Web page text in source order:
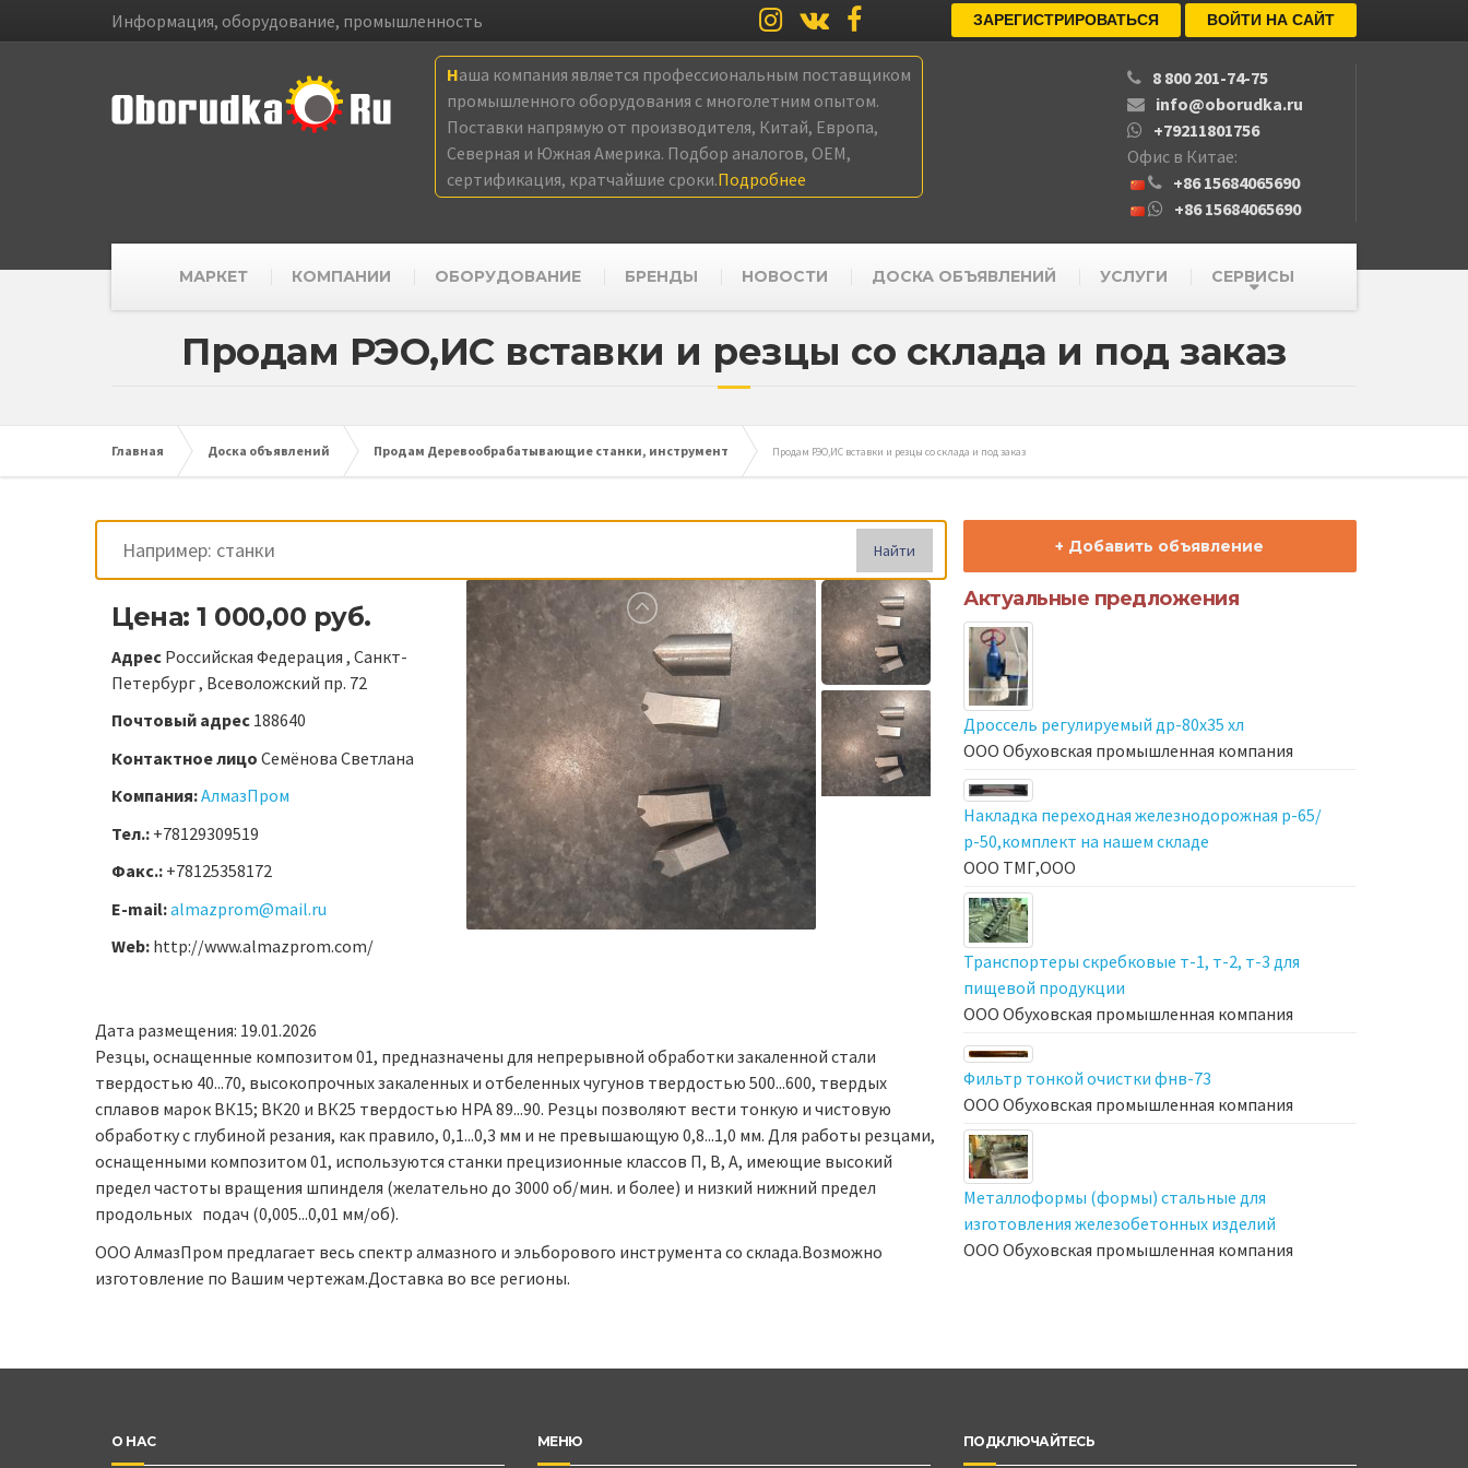
Информация, оборудование, промышленность ЗАРЕГИСТРИРОВАТЬСЯ ВОЙТИ НА САЙТ
Наша компания является профессиональным поставщиком
промышленного оборудования с многолетним опытом.
Поставки напрямую от производителя, Китай, Европа,
Северная и Южная Америка. Подбор аналогов, OEM,
сертификация, кратчайшие сроки.Подробнее
8 800 201-74-75
info@oborudka.ru
+79211801756
Офис в Китае:
+86 15684065690
+86 15684065690
МАРКЕТ КОМПАНИИ ОБОРУДОВАНИЕ БРЕНДЫ НОВОСТИ ДОСКА ОБЪЯВЛЕНИЙ УСЛУГИ СЕРВИСЫ
Продам РЭО,ИС вставки и резцы со склада и под заказ
Главная Доска объявлений Продам Деревообрабатывающие станки, инструмент Продам РЭО,ИС вставки и резцы со склада и под заказ
Найти
Цена: 1 000,00 руб.
Адрес Российская Федерация , Санкт-
Петербург , Всеволожский пр. 72
Почтовый адрес 188640
Контактное лицо Семёнова Светлана
Компания:АлмазПром
Тел.: +78129309519
Факс.: +78125358172
E-mail:almazprom@mail.ru
Web: http://www.almazprom.com/
Дата размещения: 19.01.2026
Резцы, оснащенные композитом 01, предназначены для непрерывной обработки закаленной стали
твердостью 40...70, высокопрочных закаленных и отбеленных чугунов твердостью 500...600, твердых
сплавов марок ВК15; ВК20 и ВК25 твердостью HPA 89...90. Резцы позволяют вести тонкую и чистовую
обработку с глубиной резания, как правило, 0,1...0,3 мм и не превышающую 0,8...1,0 мм. Для работы резцами,
оснащенными композитом 01, используются станки прецизионные классов П, В, А, имеющие высокий
предел частоты вращения шпинделя (желательно до 3000 об/мин. и более) и низкий нижний предел
продольных подач (0,005...0,01 мм/об).
ООО АлмазПром предлагает весь спектр алмазного и эльборового инструмента со склада.Возможно
изготовление по Вашим чертежам.Доставка во все регионы.
+ Добавить объявление
Актуальные предложения
Дроссель регулируемый др-80х35 хл
ООО Обуховская промышленная компания
Накладка переходная железнодорожная р-65/
р-50,комплект на нашем складе
ООО ТМГ,ООО
Транспортеры скребковые т-1, т-2, т-3 для
пищевой продукции
ООО Обуховская промышленная компания
Фильтр тонкой очистки фнв-73
ООО Обуховская промышленная компания
Металлоформы (формы) стальные для
изготовления железобетонных изделий
ООО Обуховская промышленная компания
О НАС МЕНЮ ПОДКЛЮЧАЙТЕСЬ